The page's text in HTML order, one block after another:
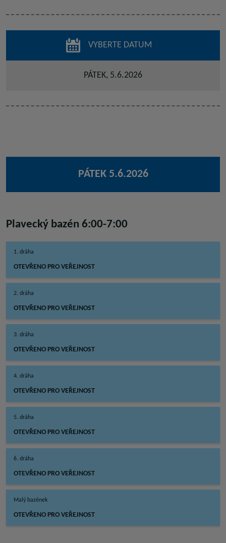
VYBERTE DATUM
PÁTEK, 5.6.2026
PÁTEK 5.6.2026
Plavecký bazén 6:00-7:00
1. dráha
OTEVŘENO PRO VEŘEJNOST
2. dráha
OTEVŘENO PRO VEŘEJNOST
3. dráha
OTEVŘENO PRO VEŘEJNOST
4. dráha
OTEVŘENO PRO VEŘEJNOST
5. dráha
OTEVŘENO PRO VEŘEJNOST
6. dráha
OTEVŘENO PRO VEŘEJNOST
Malý bazének
OTEVŘENO PRO VEŘEJNOST